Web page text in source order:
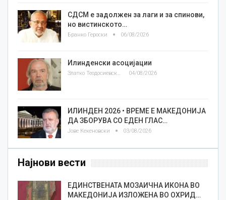
СДСМ е задолжен за лаги и за спинови,
но вистинското…
Бранко Героски 06/08/2026
Илинденски асоцијации
Златко Теодосиевски 04/08/2026
ИЛИНДЕН 2026 • ВРЕМЕ Е МАКЕДОНИЈА
ДА ЗБОРУВА СО ЕДЕН ГЛАС…
Јове Кекеновски 03/08/2026
Најнови вести
ЕДИНСТВЕНАТА МОЗАИЧНА ИКОНА ВО
МАКЕДОНИЈА ИЗЛОЖЕНА ВО ОХРИД…